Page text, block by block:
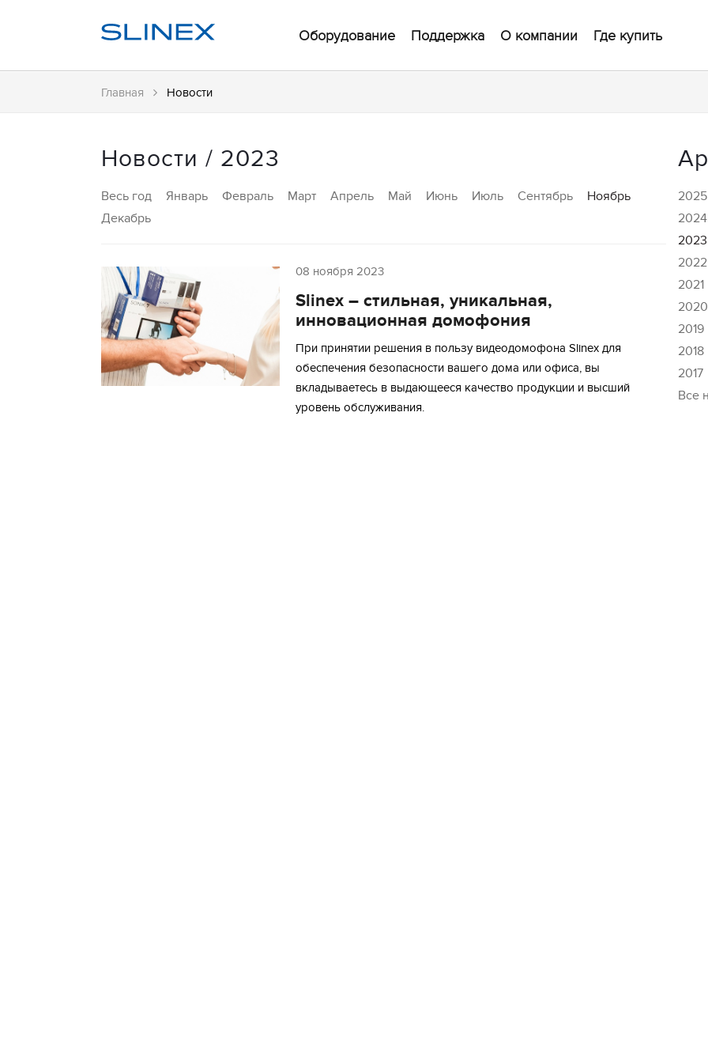
Оборудование Поддержка О компании Где купить
Главная Новости
Новости / 2023
Весь год Январь Февраль Март Апрель Май Июнь Июль Сентябрь
Ноябрь
Декабрь
08 ноября 2023
Slinex – стильная, уникальная,
инновационная домофония
При принятии решения в пользу видеодомофона Slinex для
обеспечения безопасности вашего дома или офиса, вы
вкладываетесь в выдающееся качество продукции и высший
уровень обслуживания.
2025
2024
2023
2022
2021
2020
2019
2018
2017
Все